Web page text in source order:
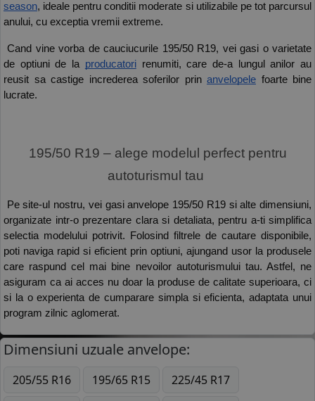
season, ideale pentru conditii moderate si utilizabile pe tot parcursul
anului, cu exceptia vremii extreme.
Cand vine vorba de cauciucurile 195/50 R19, vei gasi o varietate
de optiuni de la producatori renumiti, care de-a lungul anilor au
reusit sa castige increderea soferilor prin anvelopele foarte bine
lucrate.
autoturismul tau
organizate intr-o prezentare clara si detaliata, pentru a-ti simplifica
selectia modelului potrivit. Folosind filtrele de cautare disponibile,
poti naviga rapid si eficient prin optiuni, ajungand usor la produsele
care raspund cel mai bine nevoilor autoturismului tau. Astfel, ne
asiguram ca ai acces nu doar la produse de calitate superioara, ci
si la o experienta de cumparare simpla si eficienta, adaptata unui
program zilnic aglomerat.
Dimensiuni uzuale anvelope:
205/55 R16 195/65 R15
225/45 R17